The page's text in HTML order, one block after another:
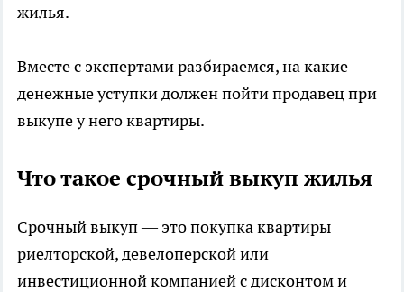
жилья.
Вместе с экспертами разбираемся, на какие
денежные уступки должен пойти продавец при
выкупе у него квартиры.
Что такое срочный выкуп жилья
Срочный выкуп — это покупка квартиры
риелторской, девелоперской или
инвестиционной компанией с дисконтом и